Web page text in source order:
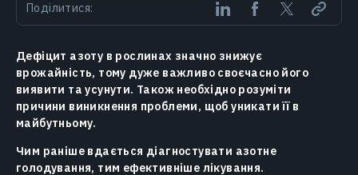
Поділитися:
Дефіцит азоту в рослинах значно знижує
врожайність, тому дуже важливо своєчасно його
виявити та усунути. Також необхідно розуміти
причини виникнення проблеми, щоб уникати її в
майбутньому.
Чим раніше вдається діагностувати азотне
голодування, тим ефективніше лікування.